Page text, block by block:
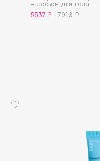
+ лосьон для тела
5537 ₽
7910 ₽